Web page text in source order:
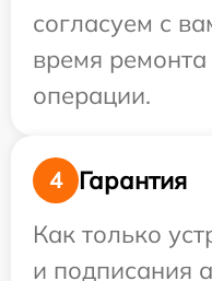
согласуем с
время
операции.
4
Гарантия
Как только
и подписания